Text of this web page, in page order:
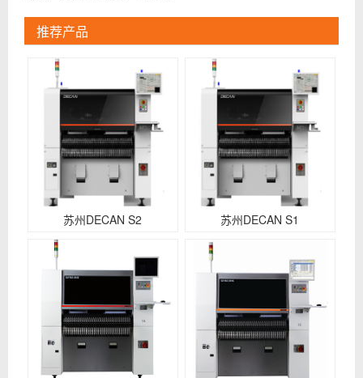
推荐产品
苏州DECAN S2 苏州DECAN S1